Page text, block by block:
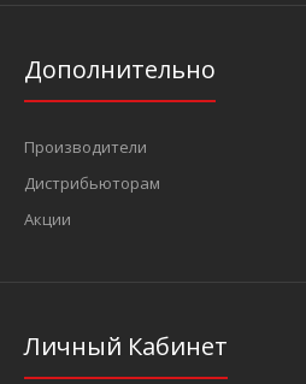
Дополнительно
Производители
Дистрибьюторам
Акции
Личный Кабинет